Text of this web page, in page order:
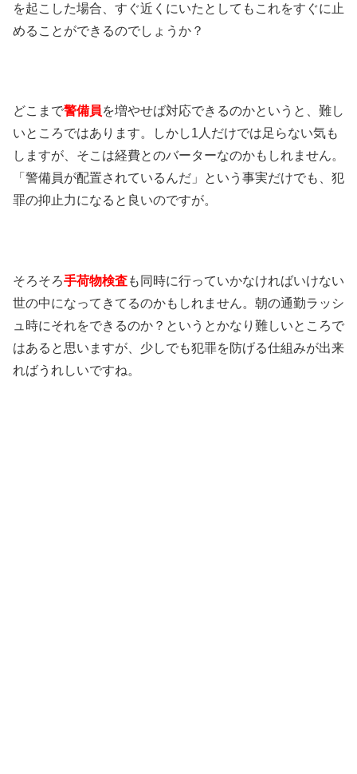
を起こした場合、すぐ近くにいたとしてもこれをすぐに止
めることができるのでしょうか？
どこまで警備員を増やせば対応できるのかというと、難し
いところではあります。しかし1人だけでは足らない気も
しますが、そこは経費とのバーターなのかもしれません。
「警備員が配置されているんだ」という事実だけでも、犯
罪の抑止力になると良いのですが。
そろそろ手荷物検査も同時に行っていかなければいけない
世の中になってきてるのかもしれません。朝の通勤ラッシ
ュ時にそれをできるのか？というとかなり難しいところで
はあると思いますが、少しでも犯罪を防げる仕組みが出来
ればうれしいですね。